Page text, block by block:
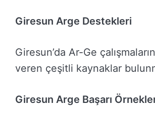
Giresun Arge Destekleri
Giresun’da Ar-Ge
veren çeşitli kaynaklar
Giresun Arge Başarı